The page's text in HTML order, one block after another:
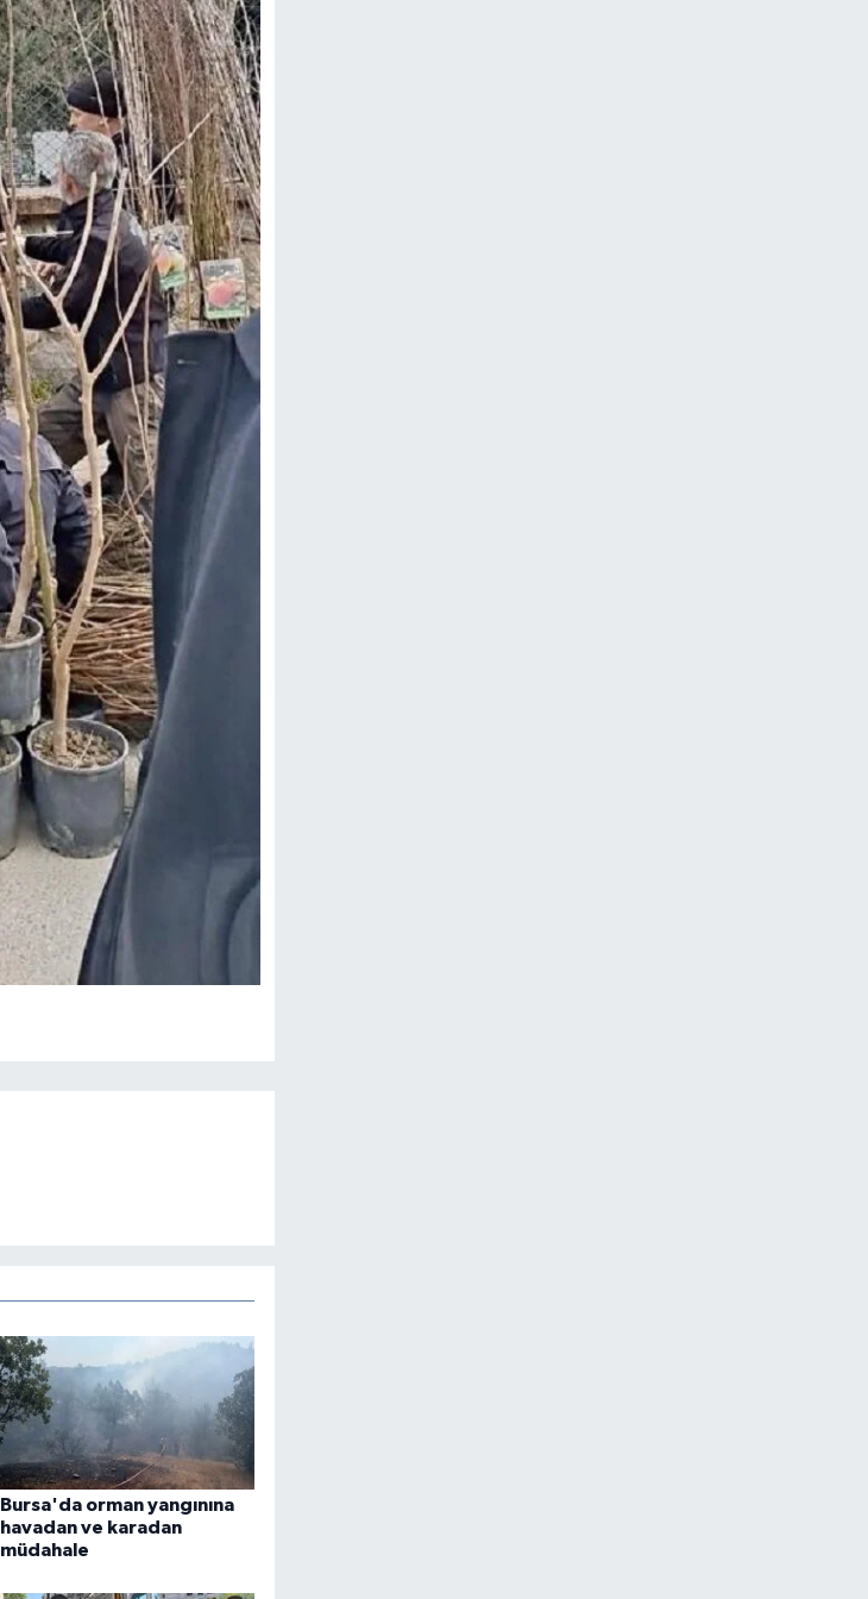
Bursa'da orman yangınına
havadan ve karadan
müdahale